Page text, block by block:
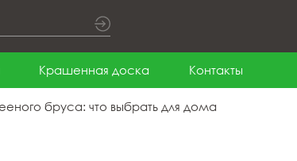
Крашенная доска Контакты
бруса: что выбрать для дома